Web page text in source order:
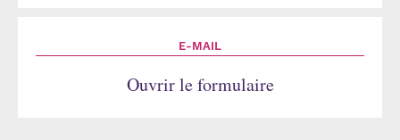
E-MAIL
Ouvrir le formulaire